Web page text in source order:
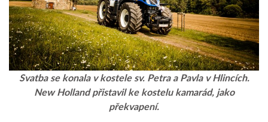
Svatba se konala v kostele sv. Petra a Pavla v Hlincích.
New Holland přistavil ke kostelu kamarád, jako
překvapení.